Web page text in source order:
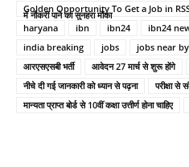
Golden Opportunity To Get a Job in
में नौकरी पाने का सुनहरा मौका
haryana
ibn ibn24 ibn24
india breaking
jobs jobs near
आरएसएसबी भर्ती
आवेदन 27 मार्च से शुरू होंगे
नीचे दी गई जानकारी को ध्यान से पढ़ना
परीक्षा से
मान्यता प्राप्त बोर्ड से 10वीं कक्षा उत्तीर्ण होना चाहिए